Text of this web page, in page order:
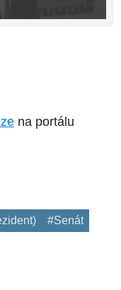
na portálu
#Senát